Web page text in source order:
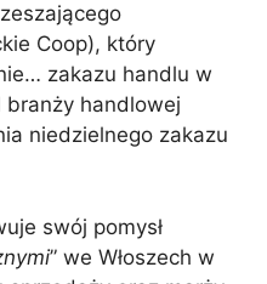
Coop), który
zakazu handlu w
handlowej
niedzielnego zakazu
swój pomysł
” we Włoszech w